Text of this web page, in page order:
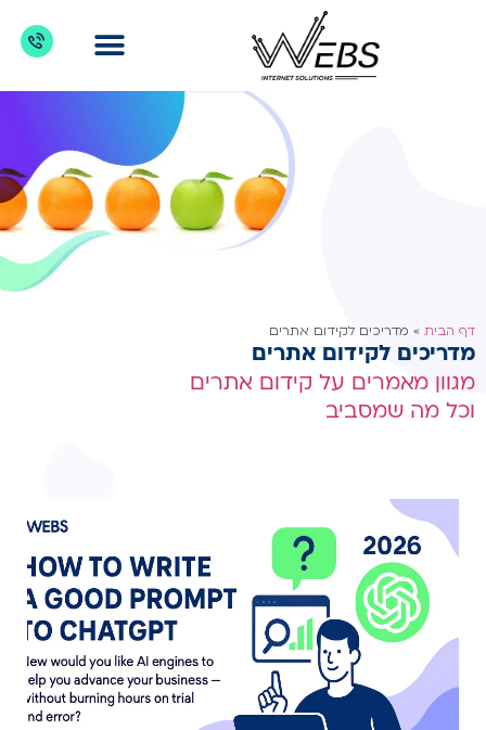
דף הבית» מדריכים לקידום אתרים
מדריכים לקידום אתרים
מגוון מאמרים על קידום אתרים
וכל מה שמסביב